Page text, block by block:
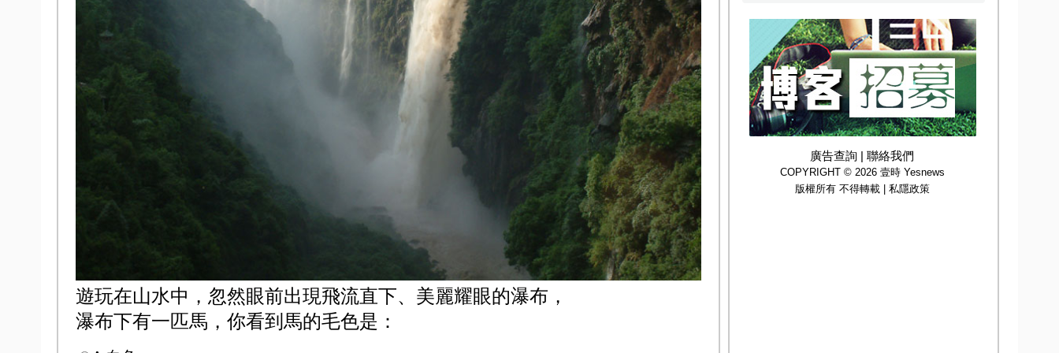
遊玩在山水中，忽然眼前出現飛流直下、美麗耀眼的瀑布，
瀑布下有一匹馬，你看到馬的毛色是：
廣告查詢 | 聯絡我們
COPYRIGHT © 2026 壹時 Yesnews
版權所有 不得轉載 | 私隱政策